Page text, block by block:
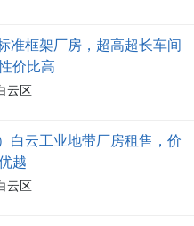
准框架厂房，超高超长车间
价比高
云区
白云工业地带厂房租售，价
越
云区